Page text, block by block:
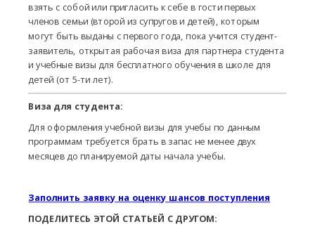
взять с собой или пригласить к себе в гости первых
членов семьи (второй из супругов и детей), которым
могут быть выданы с первого года, пока учится студент-
заявитель, открытая рабочая виза для партнера студента
и учебные визы для бесплатного обучения в школе для
детей (от 5-ти лет).
Виза для студента:
Для оформления учебной визы для учебы по данным
программам требуется брать в запас не менее двух
месяцев до планируемой даты начала учебы.
Заполнить заявку на оценку шансов поступления
ПОДЕЛИТЕСЬ ЭТОЙ СТАТЬЕЙ С ДРУГОМ: